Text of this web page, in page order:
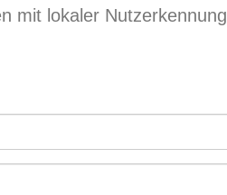
mit lokaler Nutzerkennung